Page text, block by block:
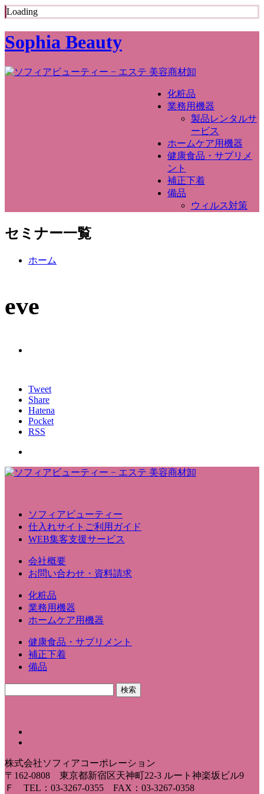
Loading
Sophia Beauty
化粧品
業務用機器
製品レンタルサ
ービス
ホームケア用機器
健康食品・サプリメ
ント
補正下着
備品
ウィルス対策
セミナー一覧
ホーム
eve
Tweet
Share
Hatena
Pocket
RSS
ソフィアビューティー
仕入れサイトご利用ガイド
WEB集客支援サービス
会社概要
お問い合わせ・資料請求
化粧品
業務用機器
ホームケア用機器
健康食品・サプリメント
補正下着
備品
株式会社ソフィアコーポレーション
〒162-0808 東京都新宿区天神町22-3 ルート神楽坂ビル9
Ｆ TEL：03-3267-0355 FAX：03-3267-0358